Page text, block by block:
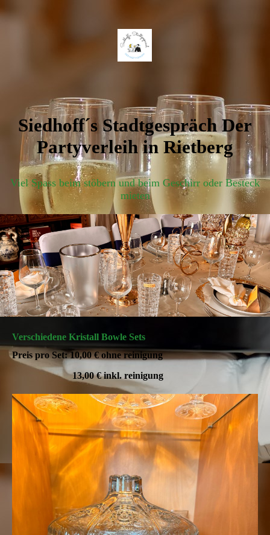
Siedhoff´s Stadtgespräch Der
Partyverleih in Rietberg
Viel Spass beim stöbern und beim Geschirr oder Besteck
mieten
Verschiedene Kristall Bowle Sets
Preis pro Set: 10,00 € ohne reinigung
13,00 € inkl. reinigung